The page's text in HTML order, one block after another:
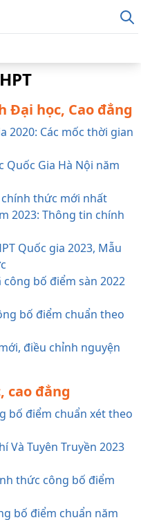
Đại học, Cao đẳng
2020: Các mốc thời gian
Gia Hà Nội năm
chính thức mới nhất
2023: Thông tin chính
Quốc gia 2023, Mẫu
bố điểm sàn 2022
bố điểm chuẩn theo
điều chỉnh nguyện
cao đẳng
bố điểm chuẩn xét theo
Và Tuyên Truyền 2023
thức công bố điểm
bố điểm chuẩn năm